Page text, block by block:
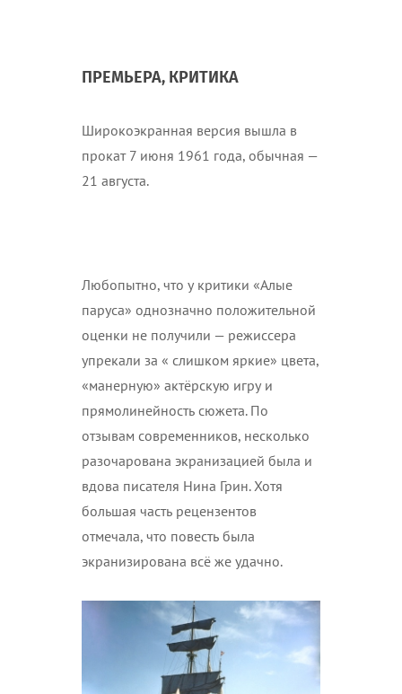
ПРЕМЬЕРА, КРИТИКА
Широкоэкранная версия вышла в
прокат 7 июня 1961 года, обычная —
21 августа.
Любопытно, что у критики «Алые
паруса» однозначно положительной
оценки не получили — режиссера
упрекали за « слишком яркие» цвета,
«манерную» актёрскую игру и
прямолинейность сюжета. По
отзывам современников, несколько
разочарована экранизацией была и
вдова писателя Нина Грин. Хотя
большая часть рецензентов
отмечала, что повесть была
экранизирована всё же удачно.